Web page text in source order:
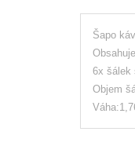
Šapo
6x šálek
Objem